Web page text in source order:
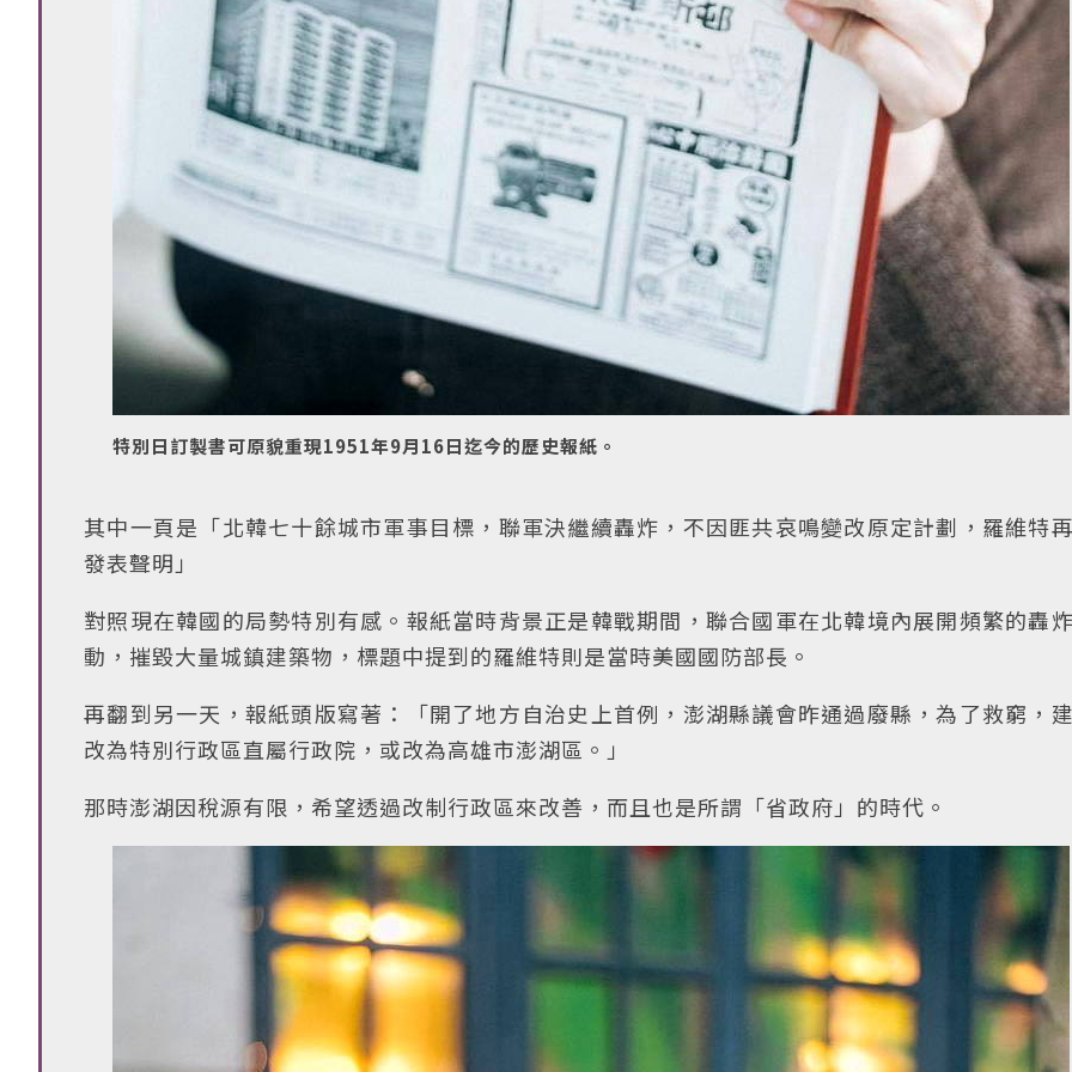
特別日訂製書可原貌重現1951年9月16日迄今的歷史報紙。
其中一頁是「北韓七十餘城市軍事目標，聯軍決繼續轟炸，不因匪共哀鳴變改原定計劃，羅維特
發表聲明」
對照現在韓國的局勢特別有感。報紙當時背景正是韓戰期間，聯合國軍在北韓境內展開頻繁的轟
動，摧毀大量城鎮建築物，標題中提到的羅維特則是當時美國國防部長。
再翻到另一天，報紙頭版寫著：「開了地方自治史上首例，澎湖縣議會昨通過廢縣，為了救窮，
改為特別行政區直屬行政院，或改為高雄市澎湖區。」
那時澎湖因稅源有限，希望透過改制行政區來改善，而且也是所謂「省政府」的時代。